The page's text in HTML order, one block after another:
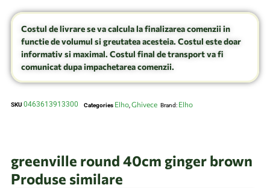
Costul de livrare se va calcula la finalizarea comenzii in
functie de volumul si greutatea acesteia. Costul este doar
informativ si maximal. Costul final de transport va fi
comunicat dupa impachetarea comenzii.
SKU 0463613913300 Categories Elho Ghivece Brand: Elho
greenville round 40cm ginger brown
Produse similare